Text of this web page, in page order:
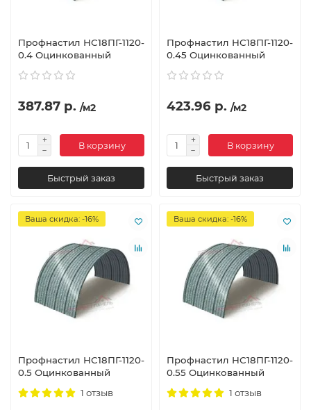
Профнастил НС18ПГ-1120-
0.4 Оцинкованный
387.87 р. /м2
В корзину
Быстрый заказ
Профнастил НС18ПГ-1120-
0.45 Оцинкованный
423.96 р. /м2
В корзину
Быстрый заказ
Ваша скидка: -16%
Профнастил НС18ПГ-1120-
0.5 Оцинкованный
1 отзыв
Ваша скидка: -16%
Профнастил НС18ПГ-1120-
0.55 Оцинкованный
1 отзыв